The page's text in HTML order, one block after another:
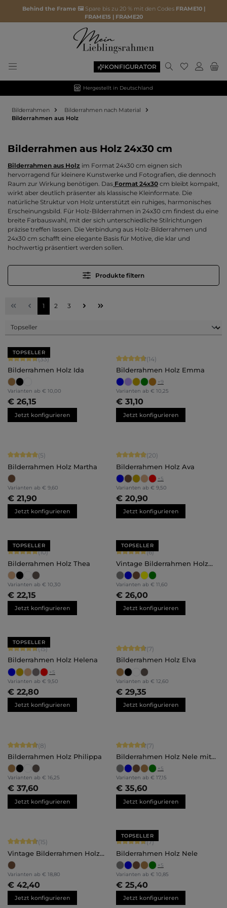
Behind the Frame 🖼️ Spare bis zu 20 % mit den Codes FRAME10 |
FRAME15 | FRAME20
KONFIGURATOR Du hast 0
Hergestellt in Deutschland
Bilderrahmen
Bilderrahmen nach Material
Bilderrahmen aus Holz
Bilderrahmen aus Holz 24x30 cm
Bilderrahmen aus Holz im Format 24x30 cm eignen sich
hervorragend für kleinere Kunstwerke und Fotografien, die dennoch
Raum zur Wirkung benötigen. Das Format 24x30 cm bleibt kompakt,
wirkt aber deutlich präsenter als klassische Kleinformate. Die
natürliche Struktur von Holz unterstützt ein ruhiges, harmonisches
Erscheinungsbild. Für Holz-Bilderrahmen in 24x30 cm findest du eine
breite Farbauswahl, mit der sich unterschiedliche Stilrichtungen
präzise treffen lassen. Die Verbindung aus Holz-Bilderrahmen und
24x30 cm schafft eine elegante Basis für Motive, die klar und
hochwertig präsentiert werden sollen.
Produkte filtern
Seite
1 Seite
2 Seite
3
TOPSELLER
Durchschnittliche Bewertung von 4.79 von 5 Sternen
(33)
Bilderrahmen Holz Ida
Varianten ab € 10,00
€ 26,15
Jetzt konfigurieren
Durchschnittliche Bewertung von
(14)
Bilderrahmen Holz Emma
+9
Varianten ab € 10,25
€ 31,10
Jetzt konfigurieren
Durchschnittliche Bewertung von 5 von 5 Sternen
(5)
Bilderrahmen Holz Martha
Varianten ab € 9,60
€ 21,90
Jetzt konfigurieren
Durchschnittliche Bewertung von
(20)
Bilderrahmen Holz Ava
+5
Varianten ab € 9,50
€ 20,90
Jetzt konfigurieren
TOPSELLER
Durchschnittliche Bewertung von 5 von 5 Sternen
(10)
Bilderrahmen Holz Thea
Varianten ab € 10,30
€ 22,15
Jetzt konfigurieren
TOPSELLER
Durchschnittliche Bewertung von 5
(6)
Vintage Bilderrahmen Holz
Alma
Varianten ab € 11,60
€ 26,00
Jetzt konfigurieren
TOPSELLER
Durchschnittliche Bewertung von 4.8 von 5 Sternen
(15)
Bilderrahmen Holz Helena
+5
Varianten ab € 9,50
€ 22,80
Jetzt konfigurieren
Durchschnittliche Bewertung von
(7)
Bilderrahmen Holz Elva
Varianten ab € 12,60
€ 29,35
Jetzt konfigurieren
Durchschnittliche Bewertung von 4.75 von 5 Sternen
(8)
Bilderrahmen Holz Philippa
Varianten ab € 16,25
€ 37,60
Jetzt konfigurieren
Durchschnittliche Bewertung von
(7)
Bilderrahmen Holz Nele mit
Abstandsleiste
+5
Varianten ab € 17,15
€ 35,60
Jetzt konfigurieren
Durchschnittliche Bewertung von 4.87 von 5 Sternen
(15)
Vintage Bilderrahmen Holz
Hannah
Varianten ab € 18,80
€ 42,40
Jetzt konfigurieren
TOPSELLER
Durchschnittliche Bewertung von
(7)
Bilderrahmen Holz Nele
+5
Varianten ab € 10,85
€ 25,40
Jetzt konfigurieren